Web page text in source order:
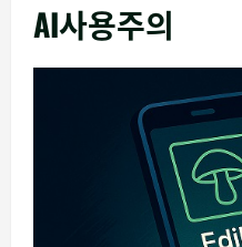
AI사용주의